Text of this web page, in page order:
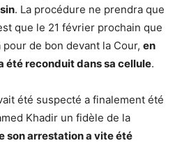
. La procédure ne prendra que
que le 21 février prochain que
de bon devant la Cour, en
été reconduit dans sa cellule.
été suspecté a finalement été
Khadir un fidèle de la
son arrestation a vite été